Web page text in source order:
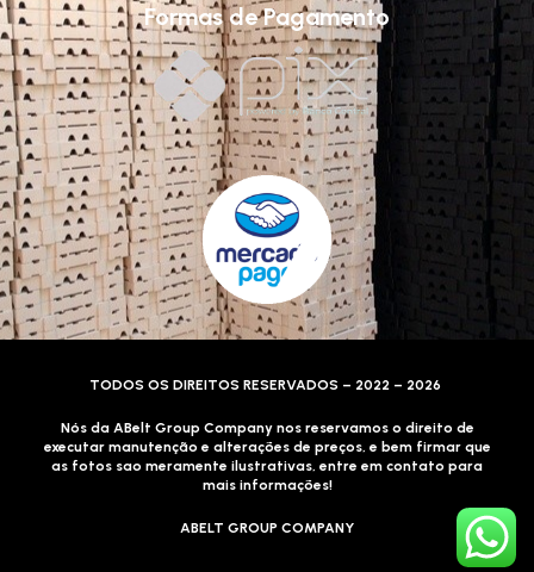
Formas de Pagamento
TODOS OS DIREITOS RESERVADOS – 2022 – 2026
Nós da ABelt Group Company nos reservamos o direito de
executar manutenção e alterações de preços, e bem firmar que
as fotos sao meramente ilustrativas, entre em contato para
mais informações!
ABELT GROUP COMPANY